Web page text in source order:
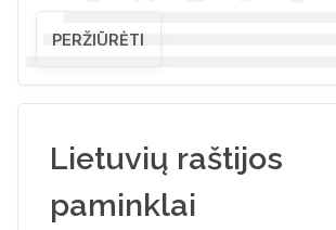
PERŽIŪRĖTI
Lietuvių raštijos
paminklai